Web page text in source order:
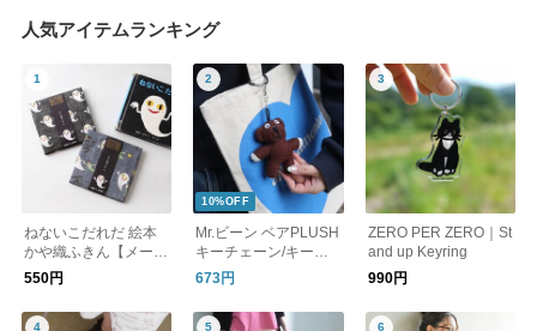
人気アイテムランキング
ねないこだれだ 絵本
かや織ふきん【メール
便可】
550円
10%OFF
Mr.ビーン ベアPLUSH
キーチェーン/キーホ
ルダー
673円
ZERO PER ZERO｜St
and up Keyring
990円